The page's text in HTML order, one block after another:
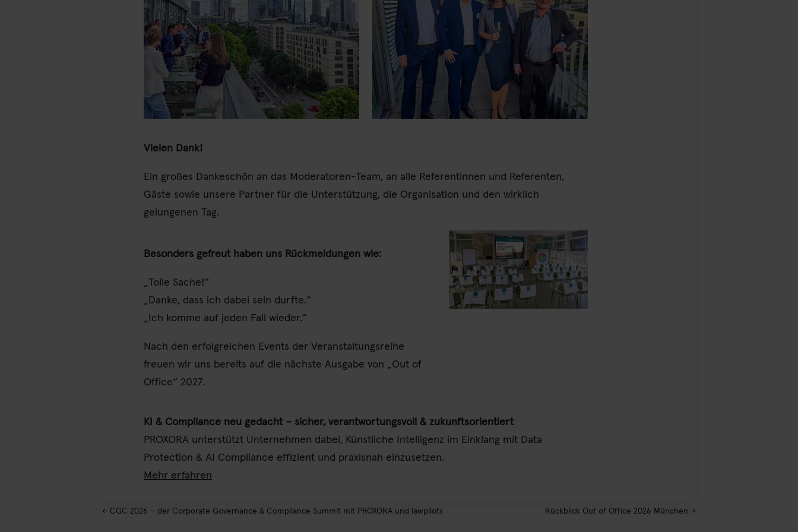
Vielen Dank!
Ein großes Dankeschön an das Moderatoren-Team, an alle Referentinnen und Referenten,
Gäste sowie unsere Partner für die Unterstützung, die Organisation und den wirklich
gelungenen Tag.
Besonders gefreut haben uns Rückmeldungen wie:
„Tolle Sache!“
„Danke, dass ich dabei sein durfte.“
„Ich komme auf jeden Fall wieder.“
Nach den erfolgreichen Events der Veranstaltungsreihe
freuen wir uns bereits auf die nächste Ausgabe von „Out of
Office“ 2027.
KI & Compliance neu gedacht – sicher, verantwortungsvoll & zukunftsorientiert
PROXORA unterstützt Unternehmen dabei, Künstliche Intelligenz im Einklang mit Data
Protection & AI Compliance effizient und praxisnah einzusetzen.
Mehr erfahren
← CGC 2026 – der Corporate Governance & Compliance Summit mit PROXORA und lawpilots Rückblick Out of Office 2026 München →